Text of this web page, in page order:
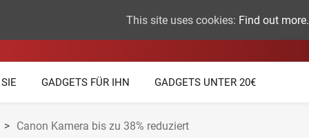
GADGETS FÜR IHN GADGETS UNTER 20€
> Canon Kamera bis zu 38% reduziert
This site uses cookies: Find out more.